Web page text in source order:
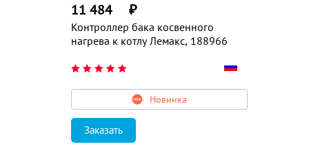
Контроллер бака косвенного
нагрева к котлу Лемакс, 188966
11 484 ₽
Новинка
Заказать